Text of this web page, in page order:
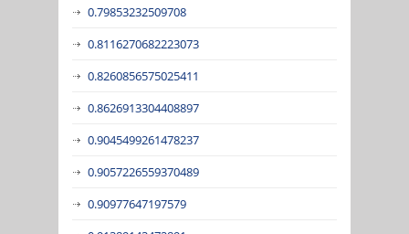
0.79853232509708
0.8116270682223073
0.8260856575025411
0.8626913304408897
0.9045499261478237
0.9057226559370489
0.90977647197579